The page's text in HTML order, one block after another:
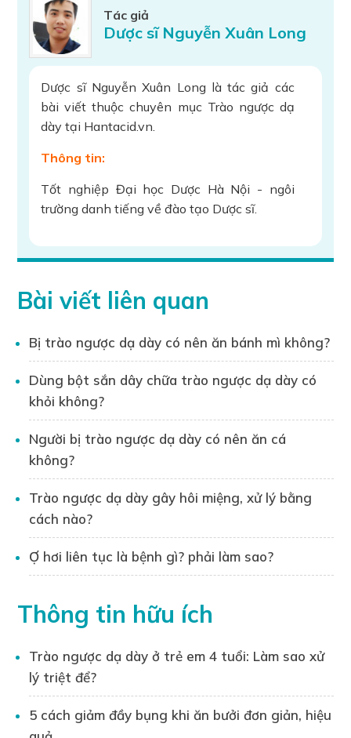
Tác giả
Dược sĩ Nguyễn Xuân Long
Dược sĩ Nguyễn Xuân Long là tác giả các
bài viết thuộc chuyên mục Trào ngược dạ
dày tại Hantacid.vn.
Thông tin:
Tốt nghiệp Đại học Dược Hà Nội - ngôi
trường danh tiếng về đào tạo Dược sĩ.
ngành Dược và chăm sóc sức khỏe, đảm
Tư vấn sử dụng thuốc
Tổ chức hội thảo khoa học
Dược sĩ Xuân Long đã dành nhiều năm
nghiên cứu về trào ngược dạ dày, tích lũy
kiến thức chuyên sâu về nguyên nhân, triệu
chứng, cách điều trị và phòng ngừa bệnh lý
này.
Những bài viết do anh thực hiện trên
website Hantacid.vn đều được kiểm duyệt
và hữu ích cho người đọc.
Nhờ kiến thức chuyên môn và uy tín của
mình, Dược sĩ Xuân Long đã giúp hàng
nghìn người hiểu rõ hơn về trào ngược dạ
và phòng ngừa hiệu quả.
Liên hệ tư vấn:
Bạn đọc có thể liên hệ trực tiếp với Dược sĩ
Bài viết liên quan
Bị trào ngược dạ dày có nên ăn bánh mì không?
Dùng bột sắn dây chữa trào ngược dạ dày có
khỏi không?
Người bị trào ngược dạ dày có nên ăn cá
không?
Trào ngược dạ dày gây hôi miệng, xử lý bằng
cách nào?
Ợ hơi liên tục là bệnh gì? phải làm sao?
Thông tin hữu ích
Trào ngược dạ dày ở trẻ em 4 tuổi: Làm sao xử
lý triệt để?
5 cách giảm đầy bụng khi ăn bưởi đơn giản, hiệu